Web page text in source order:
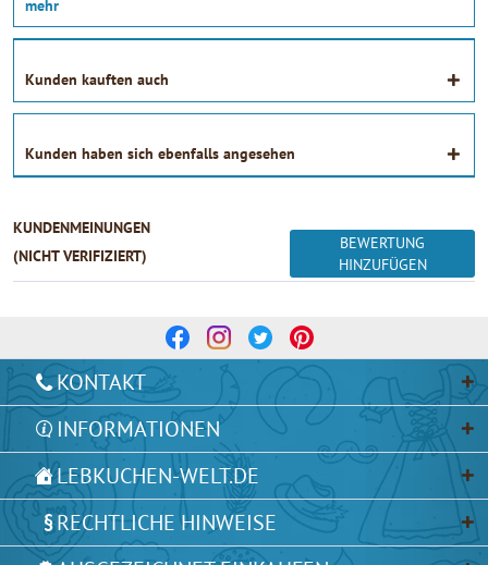
mehr
Kunden kauften auch
Kunden haben sich ebenfalls angesehen
KUNDENMEINUNGEN
(NICHT VERIFIZIERT)
BEWERTUNG
HINZUFÜGEN
KONTAKT
INFORMATIONEN
LEBKUCHEN-WELT.DE
RECHTLICHE HINWEISE